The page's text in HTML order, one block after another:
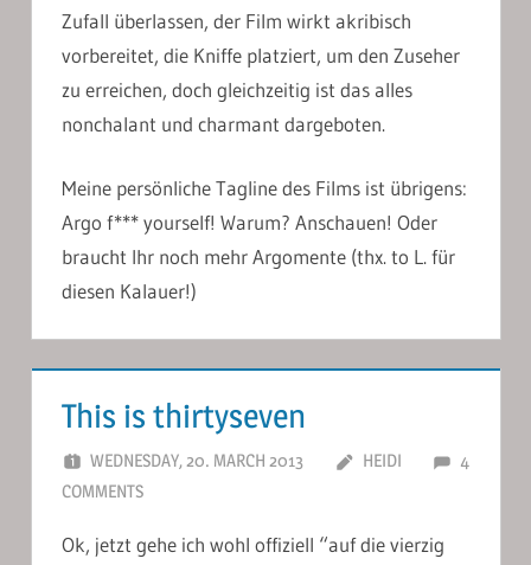
Zufall überlassen, der Film wirkt akribisch
vorbereitet, die Kniffe platziert, um den Zuseher
zu erreichen, doch gleichzeitig ist das alles
nonchalant und charmant dargeboten.
Meine persönliche Tagline des Films ist übrigens:
Argo f*** yourself! Warum? Anschauen! Oder
braucht Ihr noch mehr Argomente (thx. to L. für
diesen Kalauer!)
This is thirtyseven
WEDNESDAY, 20. MARCH 2013 HEIDI
4
COMMENTS
Ok, jetzt gehe ich wohl offiziell “auf die vierzig